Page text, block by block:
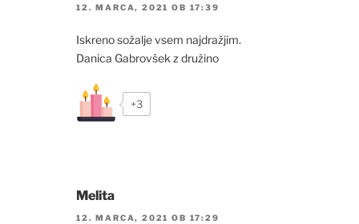
12. MARCA, 2021 OB 17:39
Iskreno sožalje vsem najdražjim.
Danica Gabrovšek z družino
+3
Melita
12. MARCA, 2021 OB 17:29